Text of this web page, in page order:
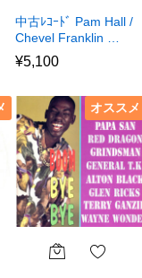
中古ﾚｺｰﾄﾞ Pam Hall /
Chevel Franklin …
¥5,100
オススメ